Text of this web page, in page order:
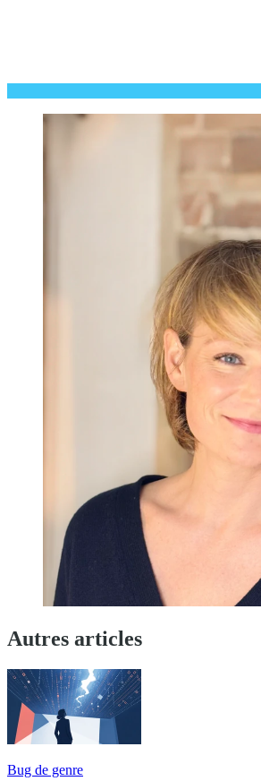
Autres articles
Bug de genre